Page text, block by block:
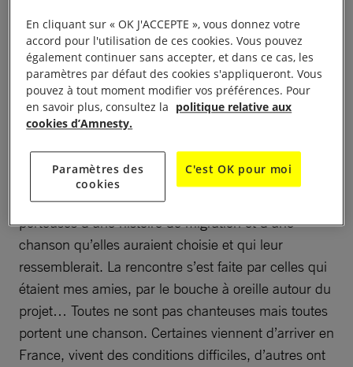
composée de femmes « venues d’ailleurs », que
nous avons rencontrées en octobre 2017 lors de la
venue du bus à Montluçon. Le Collectif de Théâtre
« Les Commun’Arts » a rejoint le projet avec des
Montusès.
« C’est parti de l’idée d’une chorale de femmes
porteuses d’une histoire de migration et d’une
chanson qu’elles auraient choisie et qui leur
ressemblerait. La rencontre s’est faite par celles qui
étaient mes amies, par le bouche à oreille autour du
projet… Toutes ne sont pas chanteuses mais toutes
portent une chanson. Certaines viennent d’arriver en
France, vivent des conditions difficiles, d’autres ont
En cliquant sur « OK J'ACCEPTE », vous donnez votre
accord pour l'utilisation de ces cookies. Vous pouvez
également continuer sans accepter, et dans ce cas, les
paramètres par défaut des cookies s'appliqueront. Vous
pouvez à tout moment modifier vos préférences. Pour
en savoir plus, consultez la politique relative aux
cookies d’Amnesty.
Paramètres des
cookies
C'est OK pour moi